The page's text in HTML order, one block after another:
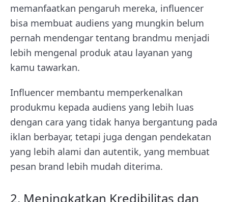
memanfaatkan pengaruh mereka, influencer
bisa membuat audiens yang mungkin belum
pernah mendengar tentang brandmu menjadi
lebih mengenal produk atau layanan yang
kamu tawarkan.
Influencer membantu memperkenalkan
produkmu kepada audiens yang lebih luas
dengan cara yang tidak hanya bergantung pada
iklan berbayar, tetapi juga dengan pendekatan
yang lebih alami dan autentik, yang membuat
pesan brand lebih mudah diterima.
2. Meningkatkan Kredibilitas dan